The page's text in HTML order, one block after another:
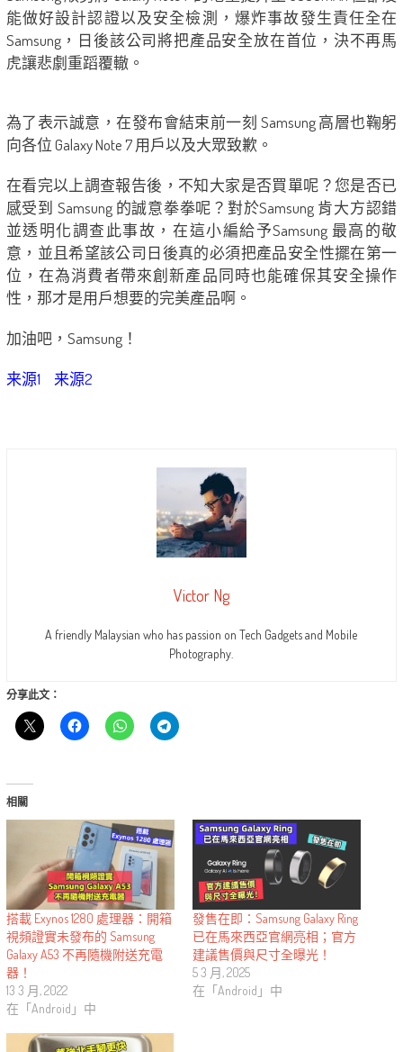
能做好設計認證以及安全檢測，爆炸事故發生責任全在
Samsung，日後該公司將把產品安全放在首位，決不再馬
虎讓悲劇重蹈覆轍。
為了表示誠意，在發布會結束前一刻 Samsung 高層也鞠躬
向各位 Galaxy Note 7 用戶以及大眾致歉。
在看完以上調查報告後，不知大家是否買單呢？您是否已
感受到 Samsung 的誠意拳拳呢？對於Samsung 肯大方認錯
並透明化調查此事故，在這小編給予Samsung 最高的敬
意，並且希望該公司日後真的必須把產品安全性擺在第一
位，在為消費者帶來創新產品同時也能確保其安全操作
性，那才是用戶想要的完美產品啊。
加油吧，Samsung！
来源1 来源2
Victor Ng
A friendly Malaysian who has passion on Tech Gadgets and Mobile
Photography.
分享此文：
相關
搭載 Exynos 1280 處理器：開箱
視頻證實未發布的 Samsung
Galaxy A53 不再隨機附送充電
器！
13 3 月, 2022
在「Android」中
發售在即：Samsung Galaxy Ring
已在馬來西亞官網亮相；官方
建議售價與尺寸全曝光！
5 3 月, 2025
在「Android」中